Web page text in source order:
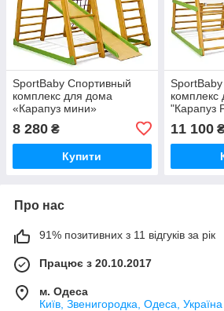
SportBaby Спортивный
комплекс для дома
«Карапуз мини»
8 280 ₴
Купити
комплекс
"Карапуз
11 100
Про нас
91% позитивних з 11 відгуків за рік
Працює з 20.10.2017
м. Одеса
Київ, Звенигородка, Одеса, Україна